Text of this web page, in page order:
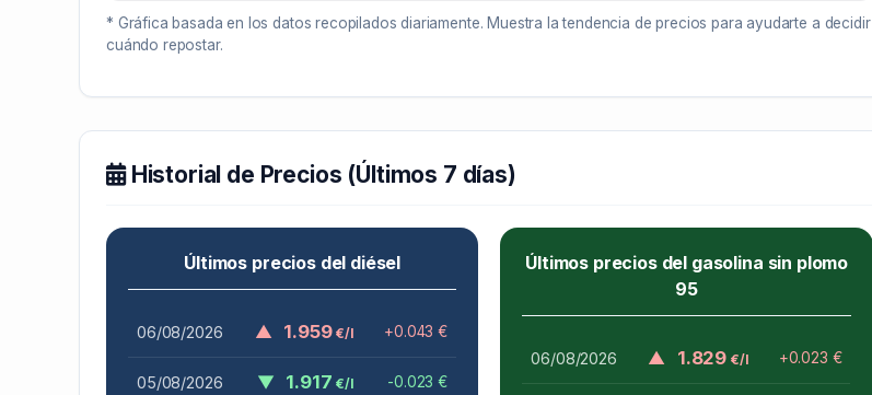
* Gráfica basada en los datos recopilados diariamente. Muestra la tendencia de precios para ayudarte a decidir
cuándo repostar.
Historial de Precios (Últimos 7 días)
Últimos precios del diésel
06/08/2026 ▲ 1.959€/l +0.043 €
05/08/2026 ▼ 1.917€/l -0.023 €
Últimos precios del gasolina sin plomo
95
06/08/2026 ▲ 1.829 €/l +0.023 €